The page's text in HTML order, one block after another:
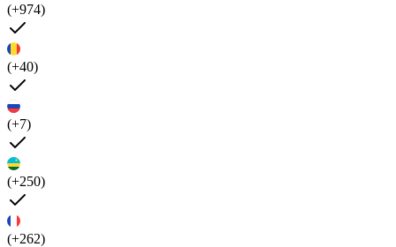
(+974)
(+40)
(+7)
(+250)
(+262)